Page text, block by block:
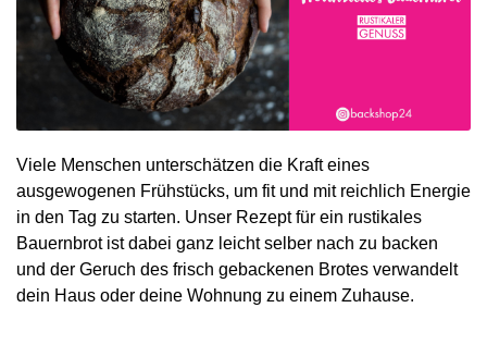
Viele Menschen unterschätzen die Kraft eines
ausgewogenen Frühstücks, um fit und mit reichlich Energie
in den Tag zu starten. Unser Rezept für ein rustikales
Bauernbrot ist dabei ganz leicht selber nach zu backen
und der Geruch des frisch gebackenen Brotes verwandelt
dein Haus oder deine Wohnung zu einem Zuhause.